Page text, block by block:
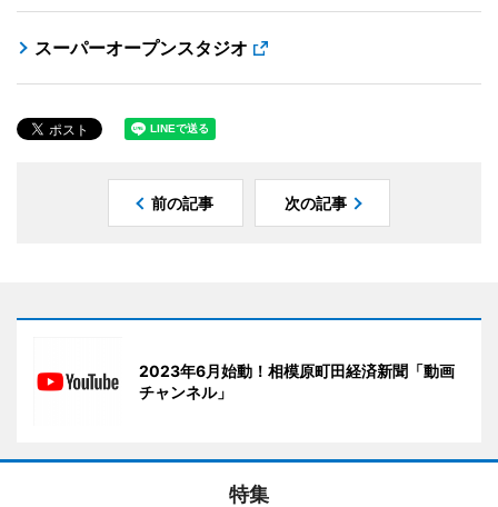
スーパーオープンスタジオ
前の記事 次の記事
2023年6月始動！相模原町田経済新聞「動画
チャンネル」
特集